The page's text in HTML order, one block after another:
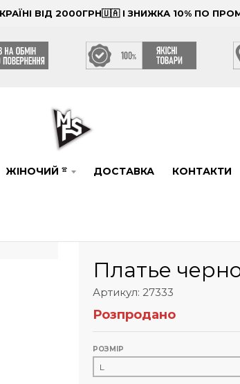
ВІД 2000ГРН🇺🇦 І ЗНИЖКА 10% ПО
ЖІНОЧИЙ 👚 ДОСТАВКА КОНТАКТИ
Платье
Артикул: 27333
Розпродано
РОЗМІР